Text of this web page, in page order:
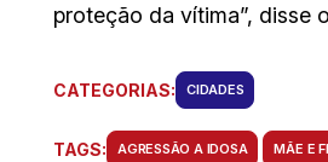
proteção da vítima”, disse
CATEGORIAS: CIDADES
TAGS: AGRESSÃO A IDOSA MÃE E